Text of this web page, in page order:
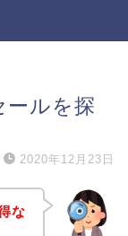
ルを探
2020年12月23日
な